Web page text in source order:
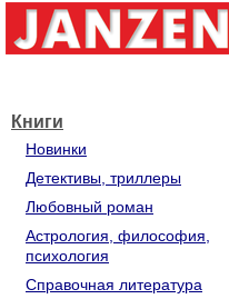
Книги
Новинки
Детективы, триллеры
Любовный роман
Астрология, философия,
психология
Справочная литература